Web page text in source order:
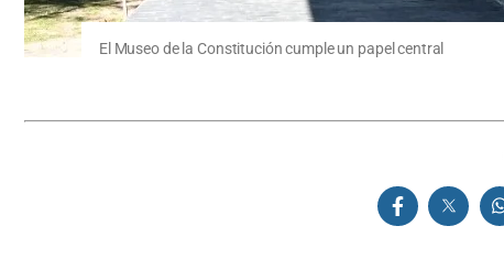
El Museo de la Constitución cumple un papel central